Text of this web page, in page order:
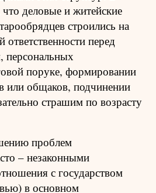
деловые и житейские
строились на
ответственности перед
персональных
поруке, формировании
или общаков, подчинении
страшим по возрасту
проблем
– незаконными
с государством
в основном